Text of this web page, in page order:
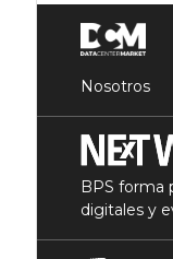
Nosotros
BPS forma
digitales y